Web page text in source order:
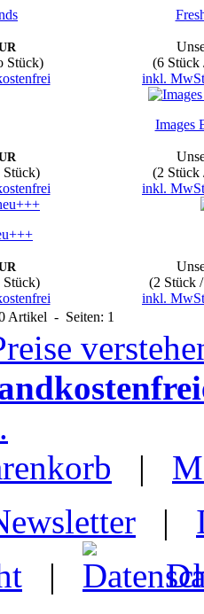
Stück)
(6 Stück
inkl.
Stück)
Images
(2 Stück
inkl.
Stück)
(2 Stück
inkl.
Artikel - Seiten: 1
.
|
|
|